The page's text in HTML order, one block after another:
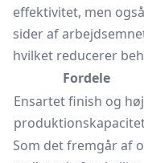
effektivitet, men
sider af
hvilket reducerer
Fordele
Ensartet finish og høj
Som det fremgår af